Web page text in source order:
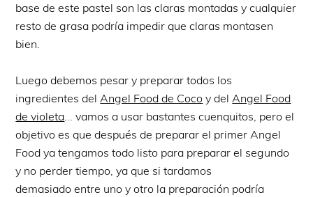
base de este pastel son las claras montadas y cualquier
resto de grasa podría impedir que claras montasen
bien.
Luego debemos pesar y preparar todos los
ingredientes delAngel Food de Coco y delAngel Food
de violeta... vamos a usar bastantes cuenquitos, pero el
objetivo es que después de preparar el primer Angel
Food ya tengamos todo listo para preparar el segundo
y no perder tiempo, ya que si tardamos
demasiado entre uno y otro la preparación podría